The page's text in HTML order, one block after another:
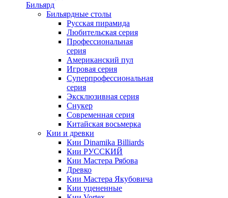
Бильярд
Бильярдные столы
Русская пирамида
Любительская серия
Профессиональная
серия
Американский пул
Игровая серия
Суперпрофессиональная
серия
Эксклюзивная серия
Снукер
Современная серия
Китайская восьмерка
Кии и древки
Кии Dinamika Billiards
Кии РУССКИЙ
Кии Мастера Рябова
Древко
Кии Мастера Якубовича
Кии уцененные